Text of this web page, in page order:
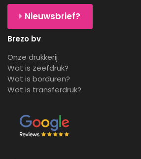
Nieuwsbrief?
Brezo bv
Onze drukkerij
Wat is zeefdruk?
Wat is borduren?
Wat is transferdruk?